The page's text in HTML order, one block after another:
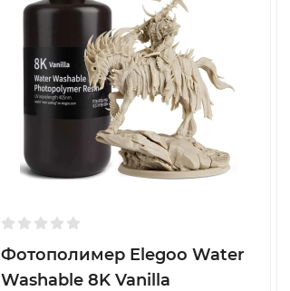
Фотополимер Elegoo Water
Washable 8K Vanilla